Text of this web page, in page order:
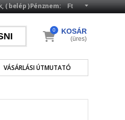
Pénznem:
(belép)
VÁSÁRLÁSI ÚTMUTATÓ
KOSÁR
0
(üres)